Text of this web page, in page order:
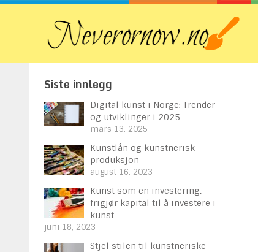
Siste innlegg
Digital kunst i Norge: Trender
og utviklinger i 2025
mars 13, 2025
Kunstlån og kunstnerisk
produksjon
august 16, 2023
Kunst som en investering,
frigjør kapital til å investere i
kunst
juni 18, 2023
Stjel stilen til kunstneriske